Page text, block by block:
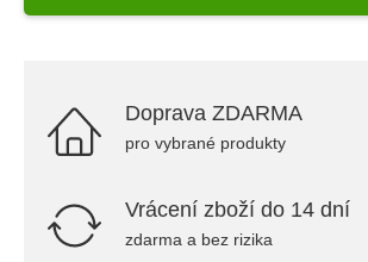
Doprava ZDARMA
pro vybrané produkty
Vrácení zboží do 14 dní
zdarma a bez rizika